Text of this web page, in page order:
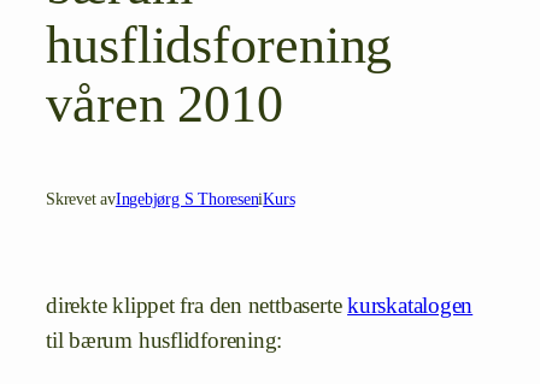
husflidsforening
våren 2010
Skrevet avIngebjørg S ThoreseniKurs
direkte klippet fra den nettbasertekurskatalogen
til bærum husflidforening: